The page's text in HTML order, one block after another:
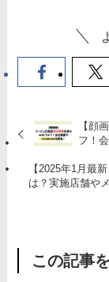
【顔
フ！
【2025年1月最
は？実施店舗や
この記事